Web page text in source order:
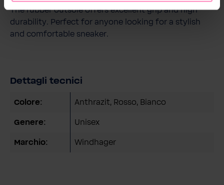
The rubber outsole offers excellent grip and high
durability. Perfect for anyone looking for a stylish
and comfortable sneaker.
Dettagli tecnici
Colore: Anthrazit, Rosso, Bianco
Genere: Unisex
Marchio: Windhager